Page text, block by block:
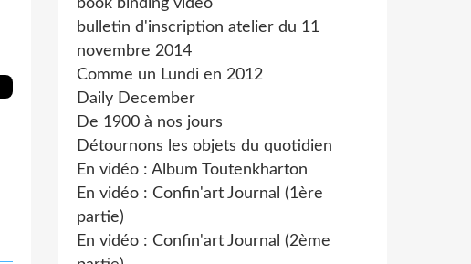
book binding video
bulletin d'inscription atelier du 11
novembre 2014
Comme un Lundi en 2012
Daily December
De 1900 à nos jours
Détournons les objets du quotidien
En vidéo : Album Toutenkharton
En vidéo : Confin'art Journal (1ère
partie)
En vidéo : Confin'art Journal (2ème